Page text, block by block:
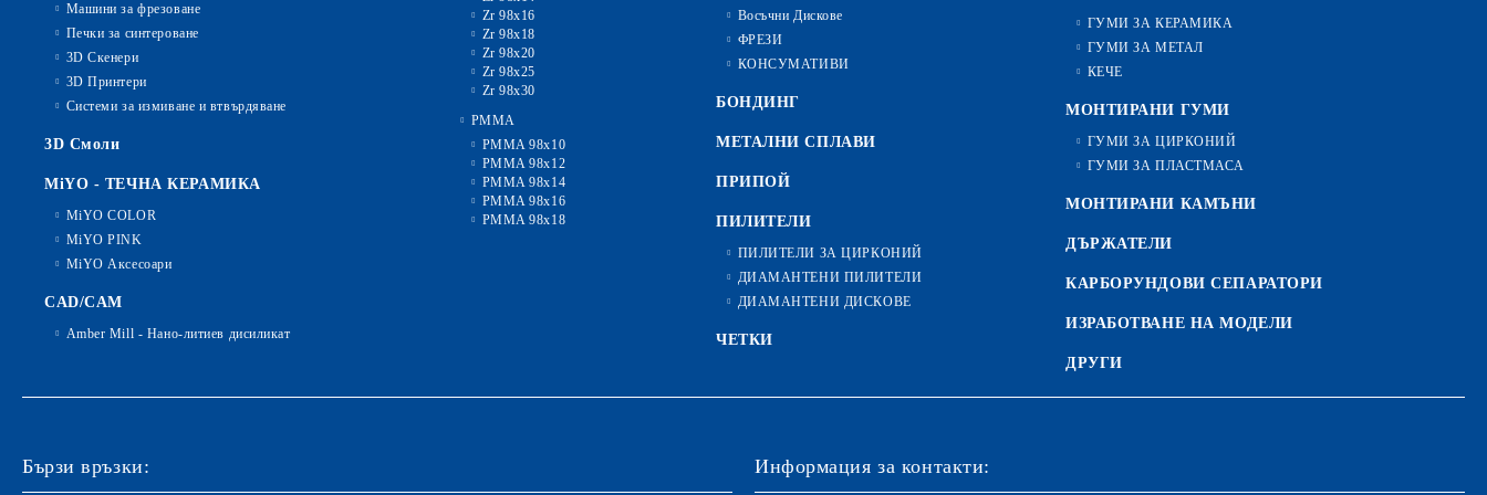
Машини за фрезоване
Печки за синтероване
3D Скенери
3D Принтери
Системи за измиване и втвърдяване
3D Смоли
MiYO - ТЕЧНА КЕРАМИКА
MiYO COLOR
MiYO PINK
MiYO Аксесоари
CAD/CAM
Amber Mill - Нано-литиев дисиликат
Zr 98x16
Zr 98x18
Zr 98x20
Zr 98x25
Zr 98x30
PMMA
PMMA 98x10
PMMA 98x12
PMMA 98x14
PMMA 98x16
PMMA 98x18
Восъчни Дискове
ФРЕЗИ
КОНСУМАТИВИ
БОНДИНГ
МЕТАЛНИ СПЛАВИ
ПРИПОЙ
ПИЛИТЕЛИ
ПИЛИТЕЛИ ЗА ЦИРКОНИЙ
ДИАМАНТЕНИ ПИЛИТЕЛИ
ДИАМАНТЕНИ ДИСКОВЕ
ЧЕТКИ
ГУМИ ЗА КЕРАМИКА
ГУМИ ЗА МЕТАЛ
КЕЧЕ
МОНТИРАНИ ГУМИ
ГУМИ ЗА ЦИРКОНИЙ
ГУМИ ЗА ПЛАСТМАСА
МОНТИРАНИ КАМЪНИ
ДЪРЖАТЕЛИ
КАРБОРУНДОВИ СЕПАРАТОРИ
ИЗРАБОТВАНЕ НА МОДЕЛИ
ДРУГИ
Бързи връзки: Информация за контакти: